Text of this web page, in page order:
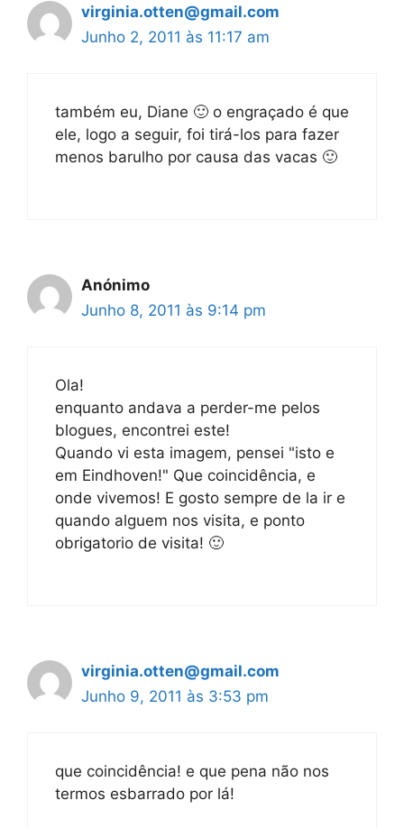
virginia.otten@gmail.com
Junho 2, 2011 às 11:17 am
também eu, Diane 🙂 o engraçado é que
ele, logo a seguir, foi tirá-los para fazer
menos barulho por causa das vacas 🙂
Anónimo
Junho 8, 2011 às 9:14 pm
Ola!
enquanto andava a perder-me pelos
blogues, encontrei este!
Quando vi esta imagem, pensei "isto e
em Eindhoven!" Que coincidência, e
onde vivemos! E gosto sempre de la ir e
quando alguem nos visita, e ponto
obrigatorio de visita! 🙂
virginia.otten@gmail.com
Junho 9, 2011 às 3:53 pm
que coincidência! e que pena não nos
termos esbarrado por lá!